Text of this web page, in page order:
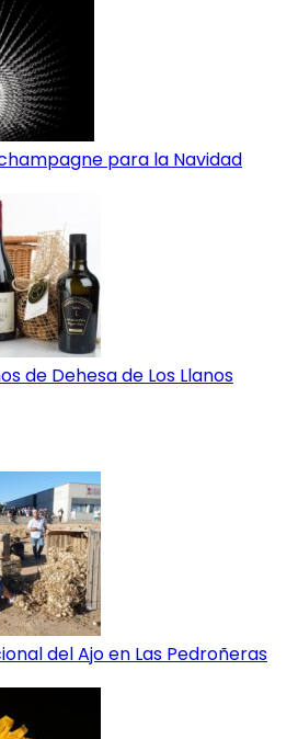
para la Navidad
de Dehesa de Los Llanos
del Ajo en Las Pedroñeras